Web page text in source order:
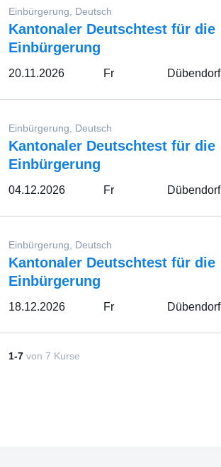
Einbürgerung, Deutsch
Kantonaler Deutschtest für die
Einbürgerung
20.11.2026 Fr Dübendorf
Einbürgerung, Deutsch
Kantonaler Deutschtest für die
Einbürgerung
04.12.2026 Fr Dübendorf
Einbürgerung, Deutsch
Kantonaler Deutschtest für die
Einbürgerung
18.12.2026 Fr Dübendorf
1-7 von 7 Kurse